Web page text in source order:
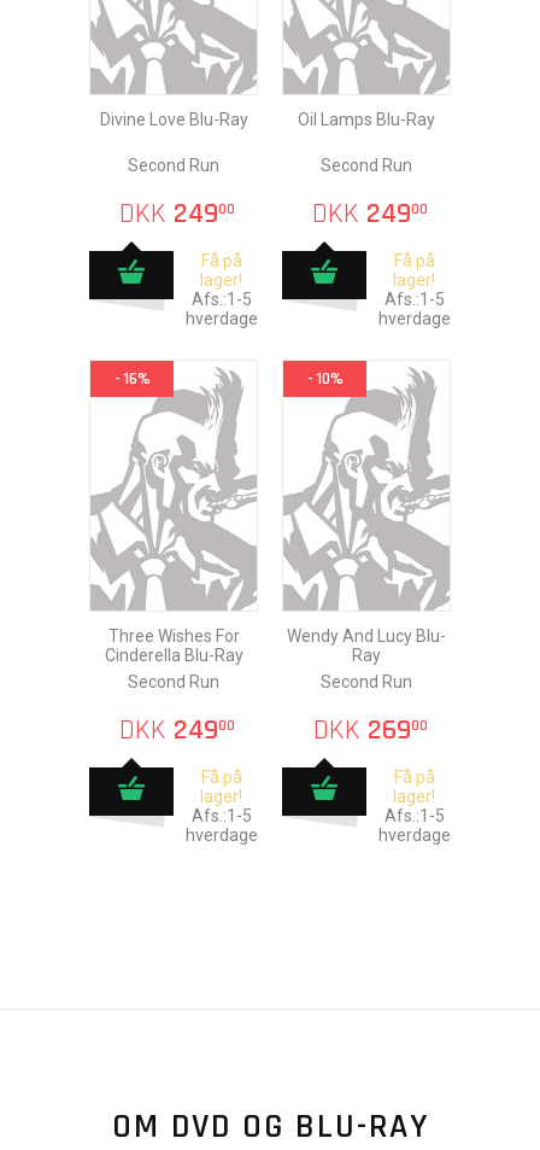
Divine Love Blu-Ray
Second Run
DKK 24900
Få på
lager!
Afs.:1-5
hverdage
Oil Lamps Blu-Ray
Second Run
DKK 24900
Få på
lager!
Afs.:1-5
hverdage
- 16%
Three Wishes For
Cinderella Blu-Ray
Second Run
DKK 24900
Få på
lager!
Afs.:1-5
hverdage
- 10%
Wendy And Lucy Blu-
Ray
Second Run
DKK 26900
Få på
lager!
Afs.:1-5
hverdage
OM DVD OG BLU-RAY